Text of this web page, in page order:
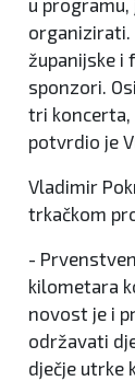
organizirati.
županijske
sponzori.
tri koncerta,
potvrdio je
Vladimir
trkačkom
-
kilometara
novost je i
održavati
dječje utrke